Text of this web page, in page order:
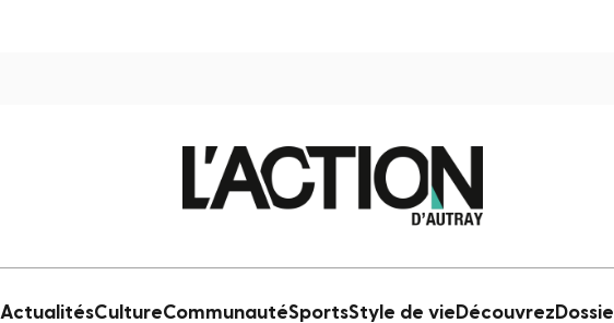
ActualitésCultureCommunautéSportsStyle de vie Découvrez